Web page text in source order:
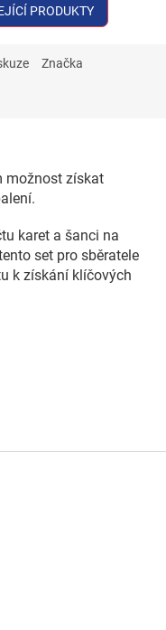
PRODUKTY
Značka
možnost získat
karet a šanci na
set pro sběratele
k získání klíčových